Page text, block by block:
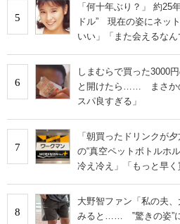
5
「何十年ぶり？」 約25
ドル” 現在の姿にネッ
いい」「また会えるなん
6
しまむらで買った3000
と開けたら…… まさか
スパ良すぎる」
7
「朝買ったドリンクが
の“真空ペットボトルホ
冷え冷え」「もっと早く
8
大野智ファン「私の夫
みると…… ‟驚きの姿”